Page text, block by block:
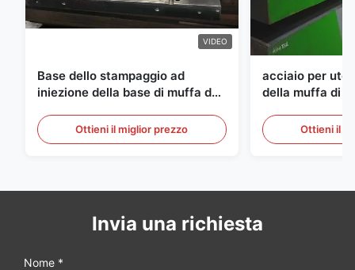
VIDEO
Base dello stampaggio ad
iniezione della base di muffa del
DOMESTICO di S136 P20
Ottieni il miglior prezzo
acciaio per
della muffa di
Ottieni il
Invia una richiesta
Nome *